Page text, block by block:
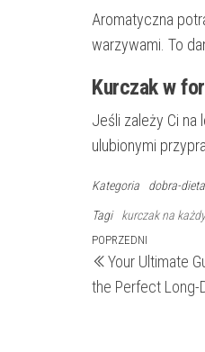
Aromatyczna
warzywami. To
Kurczak w
Jeśli zależy Ci
ulubionymi
Kategoria dobra-
Tagi kurczak na
Nawigacja
wpisu
Poprzedni
wpis
POPRZEDNI
Your Ultimate
the Perfect Long-